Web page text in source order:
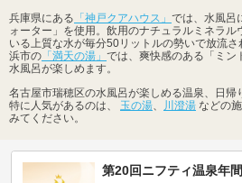
兵庫県にある 「神戸クアハウス」 では、水風呂
ォーター」を使用。飲用のナチュラルミネラ
いる上質な水が毎分50リットルの勢いで放流
浜市の 「満天の湯」 では、爽快感のある「ミン
水風呂が楽しめます。
名古屋市瑞穂区の水風呂が楽しめる温泉、日帰
特に人気があるのは、 玉の湯 川澄湯 などの
みてください。
第20回ニフティ温泉年